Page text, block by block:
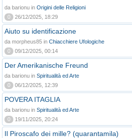
da barionu in Origini delle Religioni
0
26/12/2025, 18:29
Aiuto su identificazione
da morpheus85 in Chiacchiere Ufologiche
0
09/12/2025, 00:14
Der Amerikanische Freund
da barionu in Spiritualità ed Arte
0
06/12/2025, 12:39
POVERA ITAGLIA
da barionu in Spiritualità ed Arte
0
19/11/2025, 20:24
Il Piroscafo dei mille? (quarantamila)